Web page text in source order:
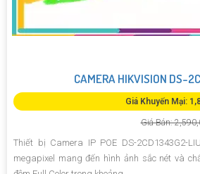
CAMERA HIKVISION DS-
Giá Khuyến Mại:
Giá Bán:
Thiết bị Camera IP POE DS-2CD1343G2-
megapixel mang đến hình ảnh sắc nét và